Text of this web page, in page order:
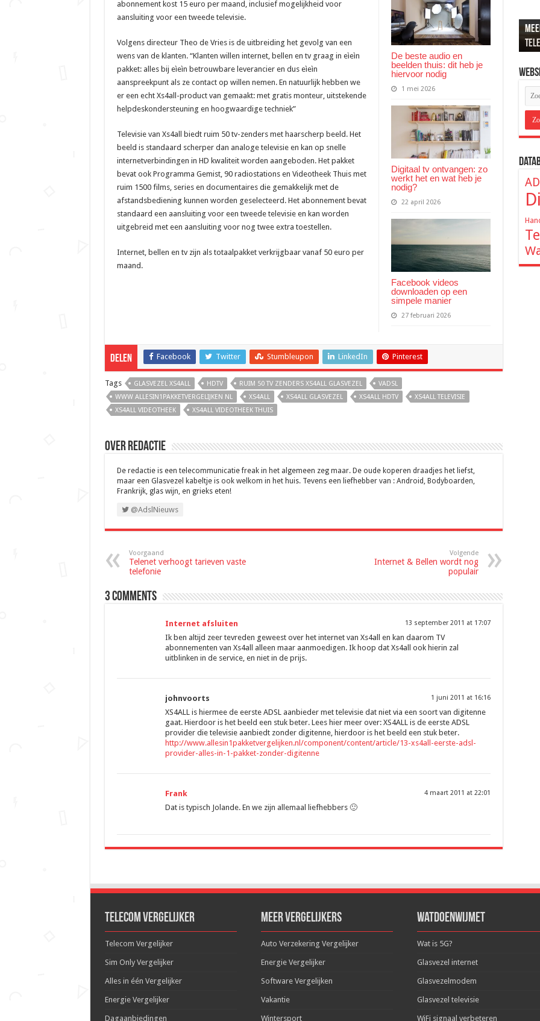
De beste audio en
beelden thuis: dit heb je
hiervoor nodig
1 mei 2026
Digitaal tv ontvangen: zo
werkt het en wat heb je
nodig?
22 april 2026
Facebook videos
downloaden op een
simpele manier
27 februari 2026
abonnement kost 15 euro per maand, inclusief mogelijkheid voor
aansluiting voor een tweede televisie.
Volgens directeur Theo de Vries is de uitbreiding het gevolg van een
wens van de klanten. “Klanten willen internet, bellen en tv graag in eìeìn
pakket: alles bij eìeìn betrouwbare leverancier en dus eìeìn
aanspreekpunt als ze contact op willen nemen. En natuurlijk hebben we
er een echt Xs4all-product van gemaakt: met gratis monteur, uitstekende
helpdeskondersteuning en hoogwaardige techniek”
Televisie van Xs4all biedt ruim 50 tv-zenders met haarscherp beeld. Het
beeld is standaard scherper dan analoge televisie en kan op snelle
internetverbindingen in HD kwaliteit worden aangeboden. Het pakket
bevat ook Programma Gemist, 90 radiostations en Videotheek Thuis met
ruim 1500 films, series en documentaires die gemakkelijk met de
afstandsbediening kunnen worden geselecteerd. Het abonnement bevat
standaard een aansluiting voor een tweede televisie en kan worden
uitgebreid met een aansluiting voor nog twee extra toestellen.
Internet, bellen en tv zijn als totaalpakket verkrijgbaar vanaf 50 euro per
maand.
Delen Facebook Twitter Stumbleupon LinkedIn Pinterest
Tags GLASVEZEL XS4ALL HDTV RUIM 50 TV ZENDERS XS4ALL GLASVEZEL
VADSL
WWW ALLESIN1PAKKETVERGELIJKEN NL
XS4ALL XS4ALL GLASVEZEL XS4ALL HDTV
XS4ALL TELEVISIE
XS4ALL VIDEOTHEEK
XS4ALL VIDEOTHEEK THUIS
Over Redactie
De redactie is een telecommunicatie freak in het algemeen zeg maar. De oude koperen draadjes het liefst,
maar een Glasvezel kabeltje is ook welkom in het huis. Tevens een liefhebber van : Android, Bodyboarden,
Frankrijk, glas wijn, en grieks eten!
@AdslNieuws
Voorgaand
Telenet verhoogt tarieven vaste
telefonie
Volgende
Internet & Bellen wordt nog
populair
3 comments
Internet afsluiten 13 september 2011 at 17:07
Ik ben altijd zeer tevreden geweest over het internet van Xs4all en kan daarom TV
abonnementen van Xs4all alleen maar aanmoedigen. Ik hoop dat Xs4all ook hierin zal
uitblinken in de service, en niet in de prijs.
johnvoorts 1 juni 2011 at 16:16
XS4ALL is hiermee de eerste ADSL aanbieder met televisie dat niet via een soort van digitenne
gaat. Hierdoor is het beeld een stuk beter. Lees hier meer over: XS4ALL is de eerste ADSL
provider die televisie aanbiedt zonder digitenne, hierdoor is het beeld een stuk beter.
http://www.allesin1pakketvergelijken.nl/component/content/article/13-xs4all-eerste-adsl-
provider-alles-in-1-pakket-zonder-digitenne
Frank 4 maart 2011 at 22:01
Dat is typisch Jolande. En we zijn allemaal liefhebbers 🙂
de
De
Telecom Vergelijker
Telecom Vergelijker
Sim Only Vergelijker
Alles in één Vergelijker
Energie Vergelijker
Dagaanbiedingen
Meer Vergelijkers
Auto Verzekering Vergelijker
Energie Vergelijker
Software Vergelijken
Vakantie
Wintersport
WatDoenWijMet
Wat is 5G?
Glasvezel internet
Glasvezelmodem
Glasvezel televisie
WiFi signaal verbeteren